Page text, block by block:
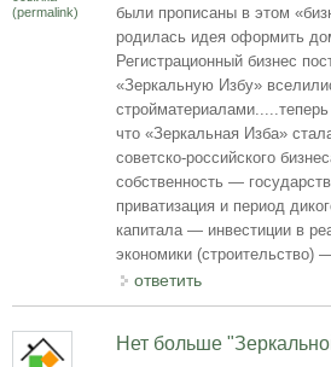
(permalink)
были прописаны в этом
родилась идея оформить
Регистрационный бизнес
«Зеркальную Избу»
что «Зеркальная Изба»
советско-российского
собственность —
приватизация и период
капитала — инвестиции в
экономики (строительство)
ответить
Нет больше